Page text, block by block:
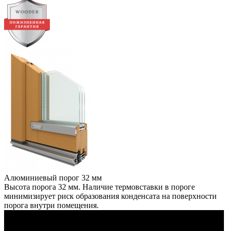
Алюминиевый порог 32 мм
Высота порога 32 мм. Наличие термовставки в пороге
минимизирует риск образования конденсата на поверхности
порога внутри помещения.